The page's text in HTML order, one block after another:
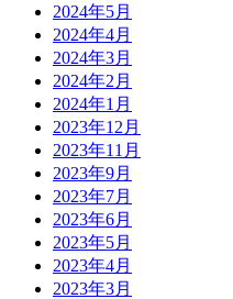
2024年5月
2024年4月
2024年3月
2024年2月
2024年1月
2023年12月
2023年11月
2023年9月
2023年7月
2023年6月
2023年5月
2023年4月
2023年3月